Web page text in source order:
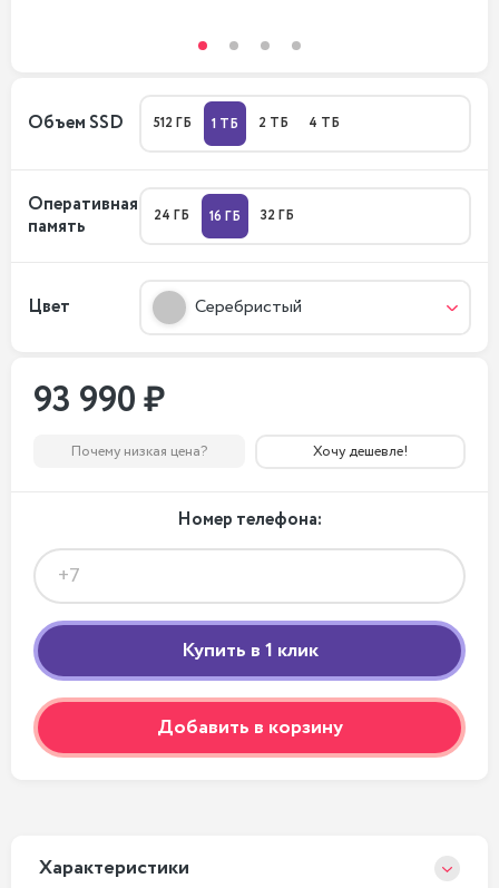
Объем SSD 512 ГБ 1 ТБ 2 ТБ 4 ТБ
Оперативная
память
24 ГБ 16 ГБ 32 ГБ
Цвет Серебристый
93 990 ₽
Почему низкая цена? Хочу дешевле!
Номер телефона:
Добавить в корзину
Xарактеристики